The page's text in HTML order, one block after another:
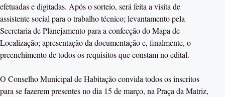
efetuadas e digitadas. Após o sorteio, será feita a visita de
assistente social para o trabalho técnico; levantamento pela
Secretaria de Planejamento para a confecção do Mapa de
Localização; apresentação da documentação e, finalmente, o
preenchimento de todos os requisitos que constam no edital.
O Conselho Municipal de Habitação convida todos os inscritos
para se fazerem presentes no dia 15 de março, na Praça da Matriz,